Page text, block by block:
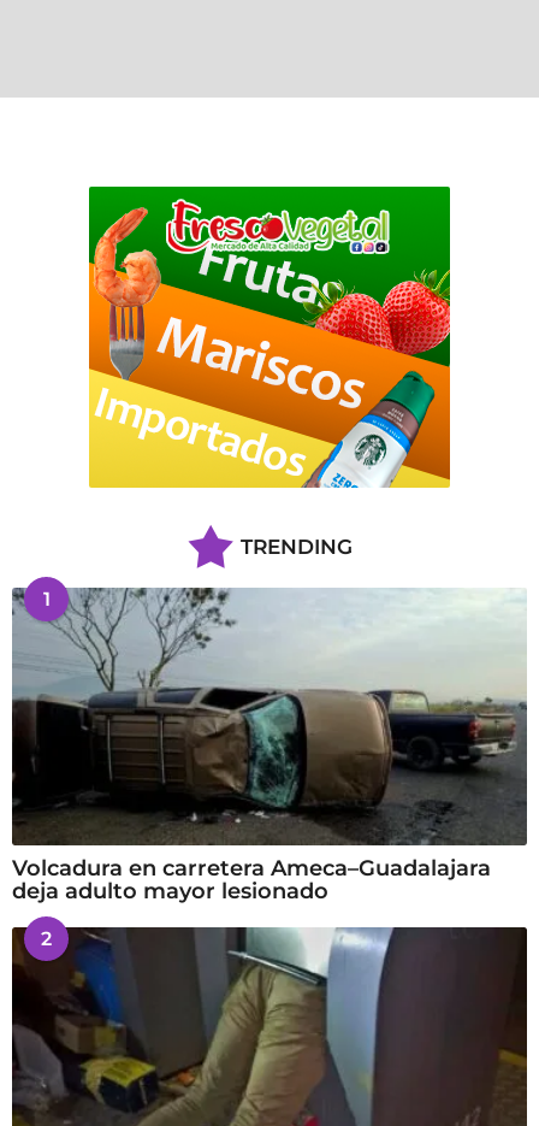
TRENDING
1
Volcadura en carretera Ameca–Guadalajara
deja adulto mayor lesionado
2